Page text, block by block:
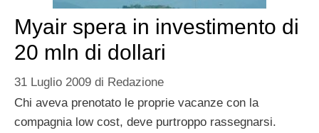
Myair spera in investimento di
20 mln di dollari
31 Luglio 2009 di Redazione
Chi aveva prenotato le proprie vacanze con la
compagnia low cost, deve purtroppo rassegnarsi.